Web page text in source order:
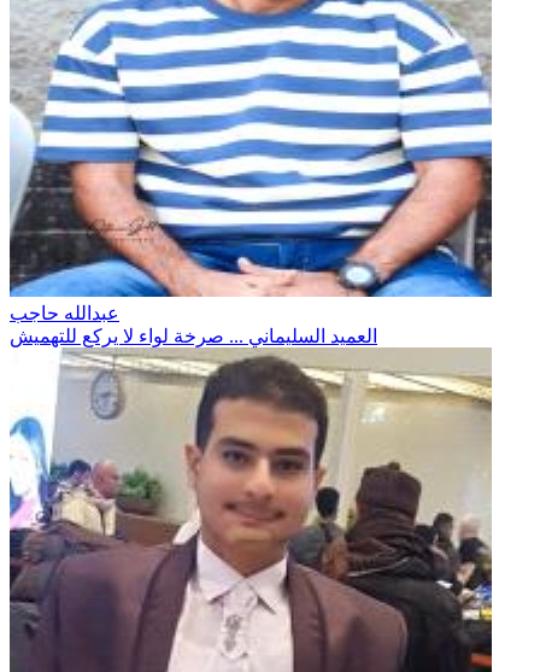
عبدالله حاجب
العميد السليماني ... صرخة لواء لا يركع للتهميش